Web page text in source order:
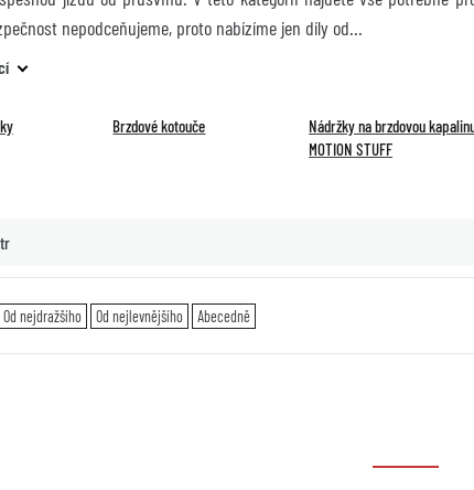
nepodceňujeme, proto nabízíme jen díly od
Brzdové kotouče
Nádržky na brzdovou
MOTION STUFF
Od nejdražšího Od nejlevnějšího Abecedně